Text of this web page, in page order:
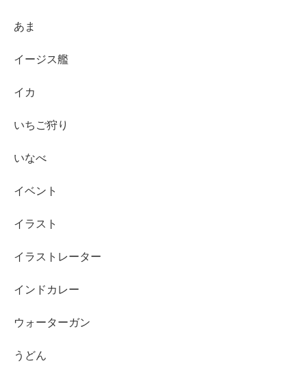
あま
イージス艦
イカ
いちご狩り
いなべ
イベント
イラスト
イラストレーター
インドカレー
ウォーターガン
うどん